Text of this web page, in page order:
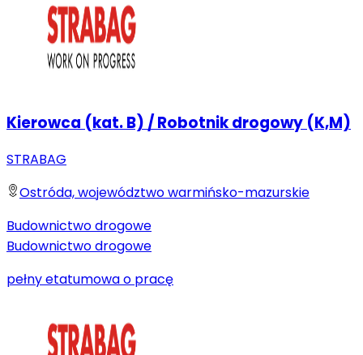
Kierowca (kat. B) / Robotnik drogowy (K,M)
STRABAG
Ostróda, województwo warmińsko-mazurskie
Budownictwo drogowe
Budownictwo drogowe
pełny etatumowa o pracę